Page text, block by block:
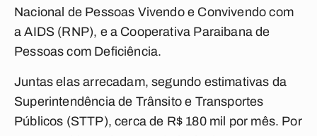
Nacional de Pessoas Vivendo e Convivendo com
a AIDS (RNP), e a Cooperativa Paraibana de
Pessoas com Deficiência.
Juntas elas arrecadam, segundo estimativas da
Superintendência de Trânsito e Transportes
Públicos (STTP), cerca de R$ 180 mil por mês. Por